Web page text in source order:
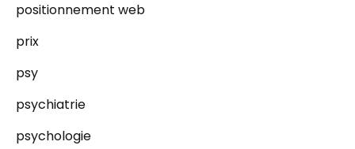
positionnement web
prix
psy
psychiatrie
psychologie